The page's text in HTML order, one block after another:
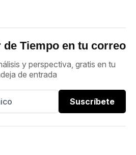
Tiempo en tu correo
y perspectiva, gratis en tu
de entrada
Suscríbete